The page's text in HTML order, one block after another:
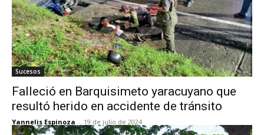
Sucesos
Falleció en Barquisimeto yaracuyano que
resultó herido en accidente de tránsito
Yannelis Espinoza - 19 de julio de 2024